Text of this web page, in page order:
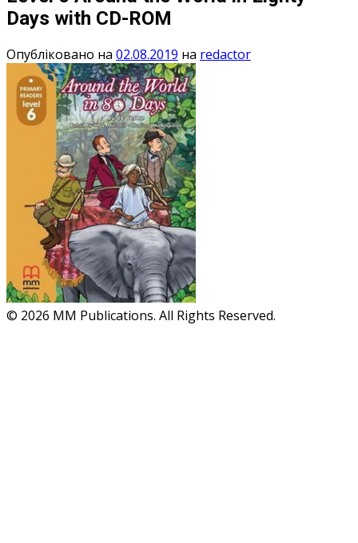
Days with CD-ROM
Опубліковано на 02.08.2019 на redactor
© 2026 MM Publications. All Rights Reserved.